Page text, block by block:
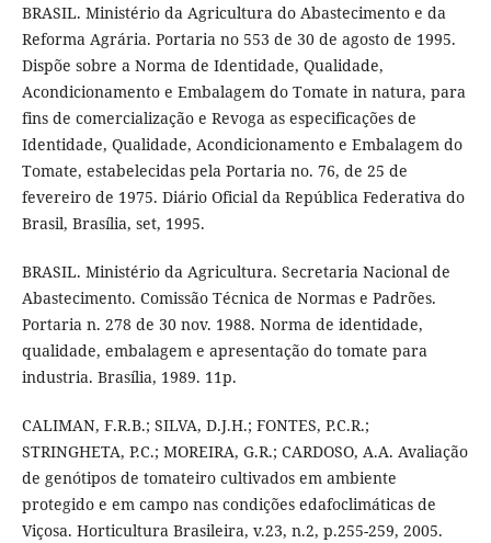
BRASIL. Ministério da Agricultura do Abastecimento e da
Reforma Agrária. Portaria no 553 de 30 de agosto de 1995.
Dispõe sobre a Norma de Identidade, Qualidade,
Acondicionamento e Embalagem do Tomate in natura, para
fins de comercialização e Revoga as especificações de
Identidade, Qualidade, Acondicionamento e Embalagem do
Tomate, estabelecidas pela Portaria no. 76, de 25 de
fevereiro de 1975. Diário Oficial da República Federativa do
Brasil, Brasília, set, 1995.
BRASIL. Ministério da Agricultura. Secretaria Nacional de
Abastecimento. Comissão Técnica de Normas e Padrões.
Portaria n. 278 de 30 nov. 1988. Norma de identidade,
qualidade, embalagem e apresentação do tomate para
industria. Brasília, 1989. 11p.
CALIMAN, F.R.B.; SILVA, D.J.H.; FONTES, P.C.R.;
STRINGHETA, P.C.; MOREIRA, G.R.; CARDOSO, A.A. Avaliação
de genótipos de tomateiro cultivados em ambiente
protegido e em campo nas condições edafoclimáticas de
Viçosa. Horticultura Brasileira, v.23, n.2, p.255-259, 2005.